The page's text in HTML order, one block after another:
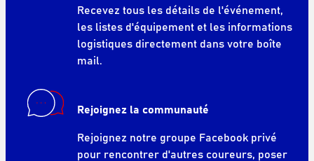
Recevez tous les détails de l'événement,
les listes d'équipement et les informations
logistiques directement dans votre boîte
mail.
Rejoignez la communauté
Rejoignez notre groupe Facebook privé
pour rencontrer d'autres coureurs, poser